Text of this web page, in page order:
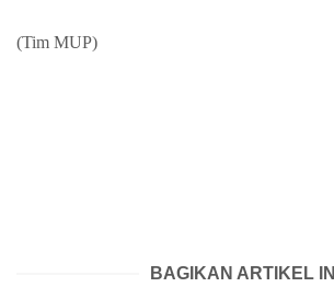
(Tim MUP)
BAGIKAN ARTIKEL INI